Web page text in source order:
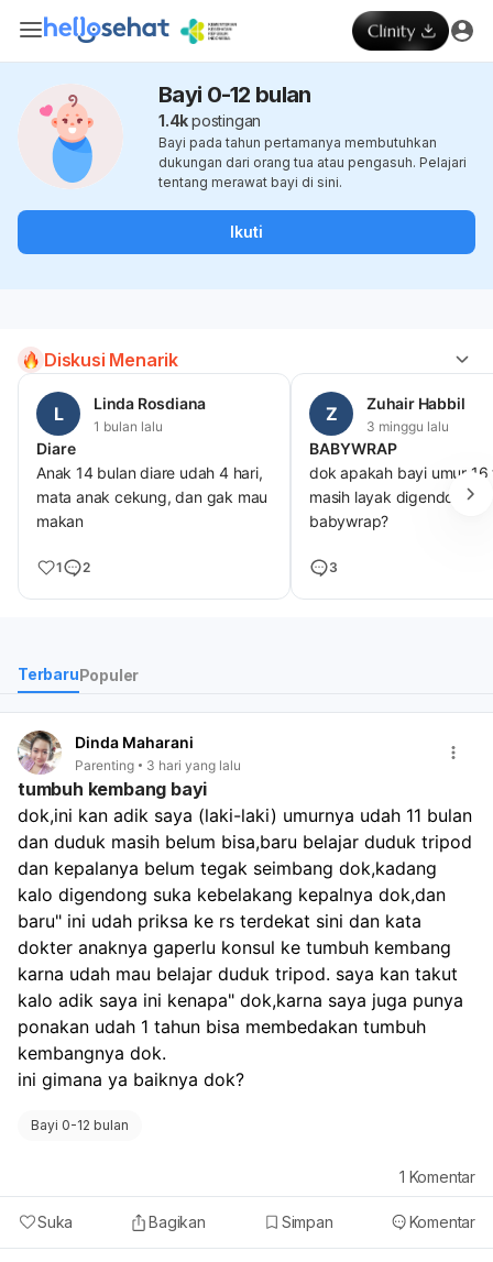
Bayi 0-12 bulan
1.4kpostingan
Bayi pada tahun pertamanya membutuhkan
dukungan dari orang tua atau pengasuh. Pelajari
tentang merawat bayi di sini.
Ikuti
Diskusi Menarik
L Linda Rosdiana
1 bulan lalu
Diare
Anak 14 bulan diare udah 4 hari,
mata anak cekung, dan gak mau
makan
1 2
Z Zuhair Habbil
3 minggu lalu
BABYWRAP
dok apakah bayi umur 16
masih layak digendong
babywrap?
3
TerbaruPopuler
Dinda Maharani
Parenting 3 hari yang lalu
tumbuh kembang bayi
dok,ini kan adik saya (laki-laki) umurnya udah 11 bulan
dan duduk masih belum bisa,baru belajar duduk tripod
dan kepalanya belum tegak seimbang dok,kadang
kalo digendong suka kebelakang kepalnya dok,dan
baru" ini udah priksa ke rs terdekat sini dan kata
dokter anaknya gaperlu konsul ke tumbuh kembang
karna udah mau belajar duduk tripod. saya kan takut
kalo adik saya ini kenapa" dok,karna saya juga punya
ponakan udah 1 tahun bisa membedakan tumbuh
kembangnya dok.
ini gimana ya baiknya dok?
Bayi 0-12 bulan
Suka Bagikan Simpan Komentar
1 Komentar